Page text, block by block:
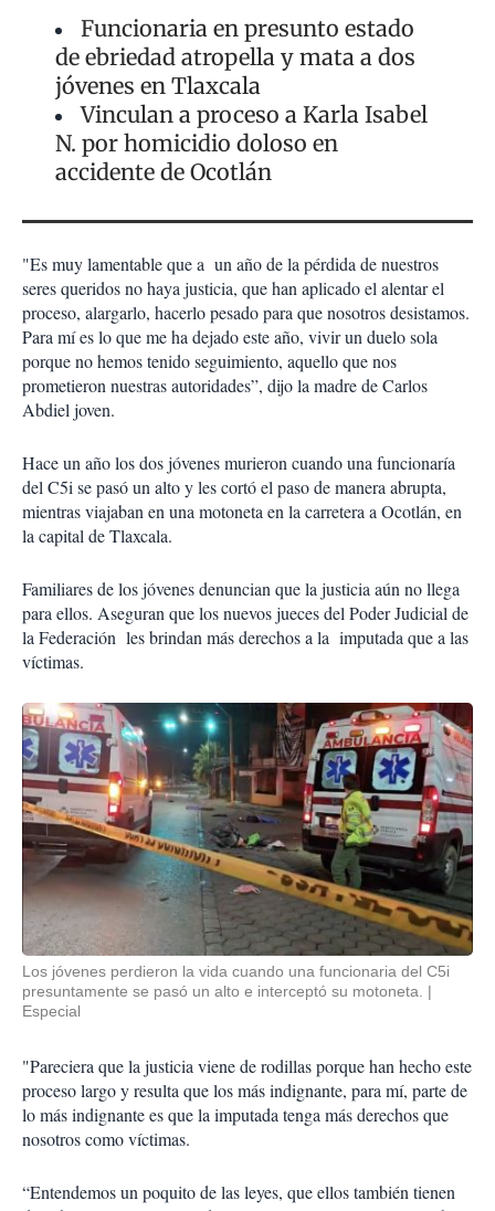
Funcionaria en presunto estado
de ebriedad atropella y mata a dos
jóvenes en Tlaxcala
Vinculan a proceso a Karla Isabel
N. por homicidio doloso en
accidente de Ocotlán
"Es muy lamentable que a un año de la pérdida de nuestros
seres queridos no haya justicia, que han aplicado el alentar el
proceso, alargarlo, hacerlo pesado para que nosotros desistamos.
Para mí es lo que me ha dejado este año, vivir un duelo sola
porque no hemos tenido seguimiento, aquello que nos
prometieron nuestras autoridades”, dijo la madre de Carlos
Abdiel joven.
Hace un año los dos jóvenes murieron cuando una funcionaría
del C5i se pasó un alto y les cortó el paso de manera abrupta,
mientras viajaban en una motoneta en la carretera a Ocotlán, en
la capital de Tlaxcala.
Familiares de los jóvenes denuncian que la justicia aún no llega
para ellos. Aseguran que los nuevos jueces del Poder Judicial de
la Federación les brindan más derechos a la imputada que a las
víctimas.
Los jóvenes perdieron la vida cuando una funcionaria del C5i
presuntamente se pasó un alto e interceptó su motoneta.
Especial
"Pareciera que la justicia viene de rodillas porque han hecho este
proceso largo y resulta que los más indignante, para mí, parte de
lo más indignante es que la imputada tenga más derechos que
nosotros como víctimas.
“Entendemos un poquito de las leyes, que ellos también tienen